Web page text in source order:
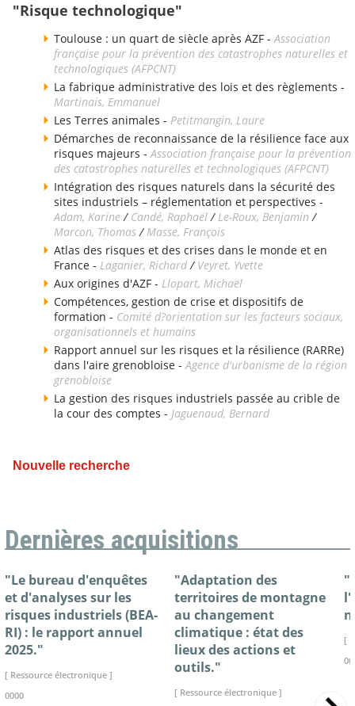
"Risque technologique"
Toulouse : un quart de siècle après AZF - Association
française pour la prévention des catastrophes naturelles et
technologiques (AFPCNT)
La fabrique administrative des lois et des règlements -
Martinais, Emmanuel
Les Terres animales - Petitmangin, Laure
Démarches de reconnaissance de la résilience face aux
risques majeurs - Association française pour la prévention
des catastrophes naturelles et technologiques (AFPCNT)
Intégration des risques naturels dans la sécurité des
sites industriels – réglementation et perspectives -
Adam, Karine / Candé, Raphaël / Le-Roux, Benjamin /
Marcon, Thomas / Masse, François
Atlas des risques et des crises dans le monde et en
France - Laganier, Richard / Veyret, Yvette
Aux origines d'AZF - Llopart, Michaël
Compétences, gestion de crise et dispositifs de
formation - Comité d?orientation sur les facteurs sociaux,
organisationnels et humains
Rapport annuel sur les risques et la résilience (RARRe)
dans l'aire grenobloise - Agence d'urbanisme de la région
grenobloise
La gestion des risques industriels passée au crible de
la cour des comptes - Jaguenaud, Bernard
Nouvelle recherche
Dernières acquisitions
"Le bureau d'enquêtes
et d'analyses sur les
risques industriels (BEA-
RI) : le rapport annuel
2025."
[ Ressource électronique ]
0000
"Adaptation des
territoires de montagne
au changement
climatique : état des
lieux des actions et
outils."
[ Ressource électronique ]
[